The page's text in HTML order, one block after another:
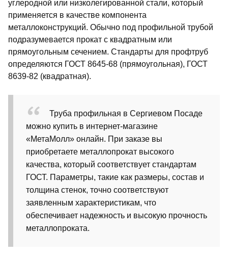
углеродной или низколегированной стали, который
применяется в качестве компонента
металлоконструкций. Обычно под профильной трубой
подразумевается прокат с квадратным или
прямоугольным сечением. Стандарты для профтруб
определяются ГОСТ 8645-68 (прямоугольная), ГОСТ
8639-82 (квадратная).
Труба профильная в Сергиевом Посаде
можно купить в интернет-магазине
«МетаМолл» онлайн. При заказе вы
приобретаете металлопрокат высокого
качества, который соответствует стандартам
ГОСТ. Параметры, такие как размеры, состав и
толщина стенок, точно соответствуют
заявленным характеристикам, что
обеспечивает надежность и высокую прочность
металлопроката.